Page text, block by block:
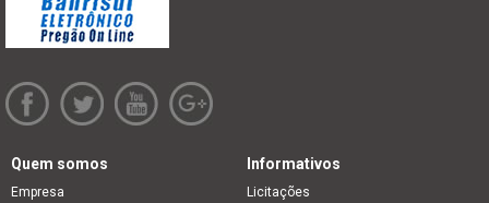
Quem somos
Empresa
Informativos
Licitações